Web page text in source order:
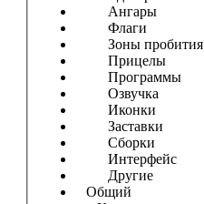
Ангары
Флаги
Зоны пробития
Прицелы
Программы
Озвучка
Иконки
Заставки
Сборки
Интерфейс
Другие
Общий